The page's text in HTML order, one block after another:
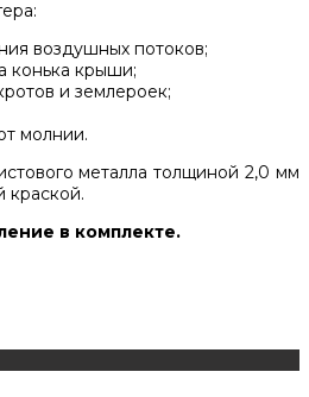
воздушных потоков;
конька крыши;
и землероек;
молнии.
металла толщиной 2,0 мм
краской.
в комплекте.